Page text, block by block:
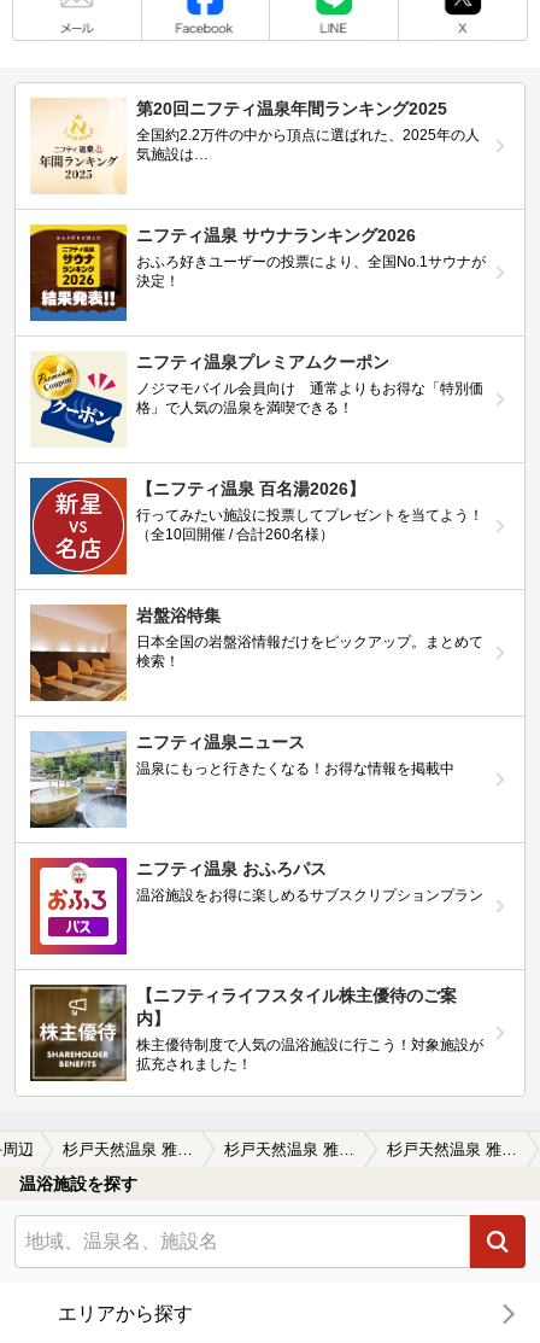
第20回ニフティ温泉年間ランキング2025
全国約2.2万件の中から頂点に選ばれた、2025年の人
気施設は…
ニフティ温泉 サウナランキング2026
おふろ好きユーザーの投票により、全国No.1サウナが
決定！
ニフティ温泉プレミアムクーポン
ノジマモバイル会員向け 通常よりもお得な「特別価
格」で人気の温泉を満喫できる！
【ニフティ温泉 百名湯2026】
行ってみたい施設に投票してプレゼントを当てよう！
（全10回開催 / 合計260名様）
岩盤浴特集
日本全国の岩盤浴情報だけをピックアップ。まとめて
検索！
ニフティ温泉ニュース
温泉にもっと行きたくなる！お得な情報を掲載中
ニフティ温泉 おふろパス
温浴施設をお得に楽しめるサブスクリプションプラン
【ニフティライフスタイル株主優待のご案
内】
株主優待制度で人気の温浴施設に行こう！対象施設が
拡充されました！
辺 杉戸天然温泉 雅楽の湯（うたのゆ）の口コミ 熱い湯で冷え性の私も大満足！
温浴施設を探す
エリアから探す